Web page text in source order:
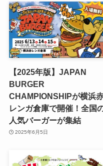
【2025年版】JAPAN
BURGER
CHAMPIONSHIPが横浜
レンガ倉庫で開催！全国
人気バーガーが集結
2025年6月5日